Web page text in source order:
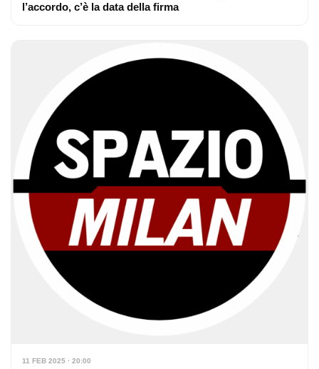
l’accordo, c’è la data della firma
11 FEB 2025 · 20:00